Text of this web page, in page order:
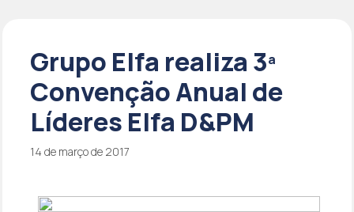
Grupo Elfa realiza 3ª
Convenção Anual de
Líderes Elfa D&PM
14 de março de 2017